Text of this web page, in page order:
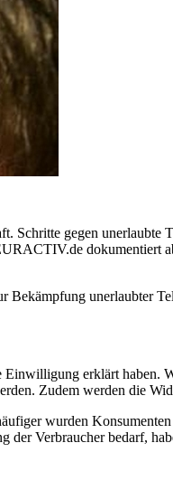
gegen unerlaubte
dokumentiert
unerlaubter
erklärt haben.
Zudem werden die
wurden
Verbraucher bedarf,